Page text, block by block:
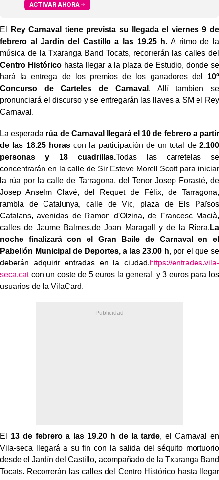
ACTIVAR AHORA
El Rey Carnaval tiene prevista su llegada el viernes 9 de
febrero al Jardín del Castillo a las 19.25 h. A ritmo de la
música de la Txaranga Band Tocats, recorrerán las calles del
Centro Históricohasta llegar a la plaza de Estudio, donde se
hará la entrega de los premios de los ganadores del 10º
Concurso de Carteles de Carnaval . Allí también se
pronunciará el discurso y se entregarán las llaves a SM el Rey
Carnaval.
La esperada rúa de Carnaval llegará el 10 de febrero a partir
de las 18.25 horascon la participación de un total de 2.100
personas y 18 cuadrillas.Todas las carretelas se
concentrarán en la calle de Sir Esteve Morell Scott para iniciar
la rúa por la calle de Tarragona, del Tenor Josep Forasté, de
Josep Anselm Clavé, del Requet de Fèlix, de Tarragona,
rambla de Catalunya, calle de Vic, plaza de Els Països
Catalans, avenidas de Ramon d'Olzina, de Francesc Macià,
calles de Jaume Balmes,de Joan Maragall y de la Riera. La
noche finalizará con el Gran Baile de Carnaval en el
Pabellón Municipal de Deportes, a las 23.00 h, por el que se
deberán adquirir entradas en la ciudad.https://entrades.vila-
seca.catcon un coste de 5 euros la general, y 3 euros para los
usuarios de la VilaCard.
El 13 de febrero a las 19.20 h de la tarde, el Carnaval en
Vila-seca llegará a su fin con la salida del séquito mortuorio
desde el Jardín del Castillo, acompañado de la Txaranga Band
Tocats. Recorrerán las calles del Centro Histórico hasta llegar